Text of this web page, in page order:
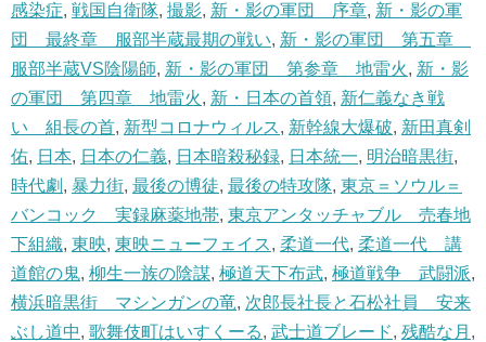
感染症, 戦国自衛隊, 撮影, 新・影の軍団 序章, 新・影の軍
団 最終章 服部半蔵最期の戦い, 新・影の軍団 第五章
服部半蔵VS陰陽師, 新・影の軍団 第参章 地雷火, 新・影
の軍団 第四章 地雷火, 新・日本の首領, 新仁義なき戦
い 組長の首, 新型コロナウィルス, 新幹線大爆破, 新田真剣
佑, 日本, 日本の仁義, 日本暗殺秘録, 日本統一, 明治暗黒街,
時代劇 , 暴力街, 最後の博徒, 最後の特攻隊, 東京＝ソウル＝
バンコック 実録麻薬地帯, 東京アンタッチャブル 売春地
下組織, 東映, 東映ニューフェイス, 柔道一代, 柔道一代 講
道館の鬼, 柳生一族の陰謀, 極道天下布武, 極道戦争 武闘派,
横浜暗黒街 マシンガンの竜, 次郎長社長と石松社員 安来
ぶし道中, 歌舞伎町はいすくーる, 武士道ブレード, 残酷な月 ,